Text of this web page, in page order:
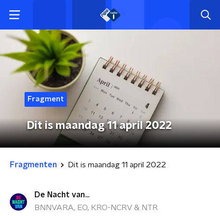
Fragment
Dit is maandag 11 april 2022
Fragmenten Dit is maandag 11 april 2022
De Nacht van...
BNNVARA, EO, KRO-NCRV & NTR